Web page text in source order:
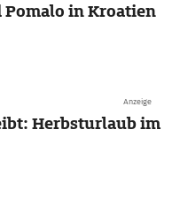
Pomalo in Kroatien
Anzeige
Herbsturlaub im